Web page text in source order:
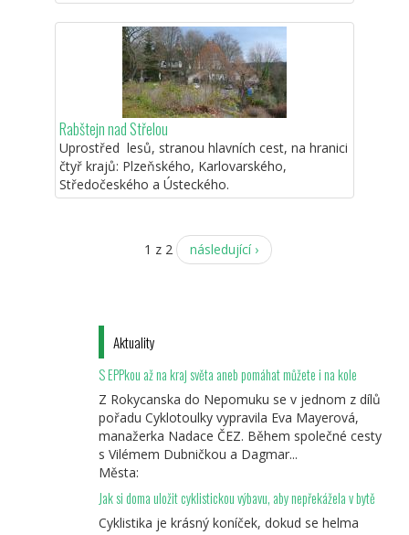
Rabštejn nad Střelou
Uprostřed lesů, stranou hlavních cest, na hranici
čtyř krajů: Plzeňského, Karlovarského,
Středočeského a Ústeckého.
1 z 2 následující ›
Aktuality
S EPPkou až na kraj světa aneb pomáhat můžete i na kole
Z Rokycanska do Nepomuku se v jednom z dílů
pořadu Cyklotoulky vypravila Eva Mayerová,
manažerka Nadace ČEZ. Během společné cesty
s Vilémem Dubničkou a Dagmar...
Města:
Jak si doma uložit cyklistickou výbavu, aby nepřekážela v bytě
Cyklistika je krásný koníček, dokud se helma